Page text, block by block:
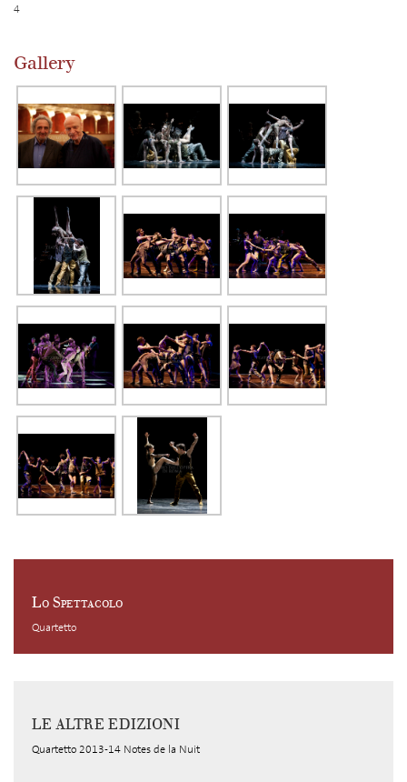
4
Gallery
Lo Spettacolo
Quartetto
LE ALTRE EDIZIONI
Quartetto 2013-14 Notes de la Nuit